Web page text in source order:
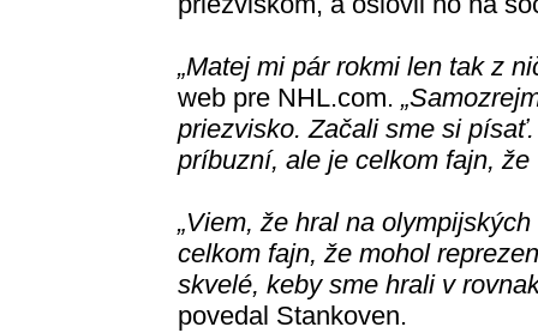
„Matej mi pár rokmi len tak z
web pre NHL.com.
priezvisko. Začali sme si
príbuzní, ale je celkom fajn, že
„Viem, že hral na
celkom fajn, že mohol
skvelé, keby sme hrali v
povedal Stankoven.